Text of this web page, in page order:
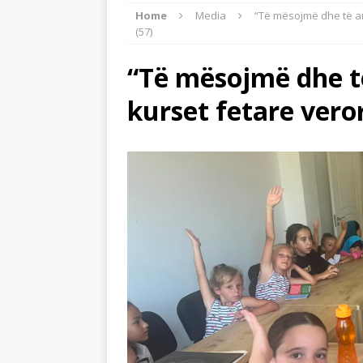
BOTA ISLAME
[ 21/07/2026 ] Myftiu takoi
[ 27/07/2026 ] Imami nga
Home Media
“Të mësojmë dhe të
(57)
“Të mësojmë dhe
kurset fetare